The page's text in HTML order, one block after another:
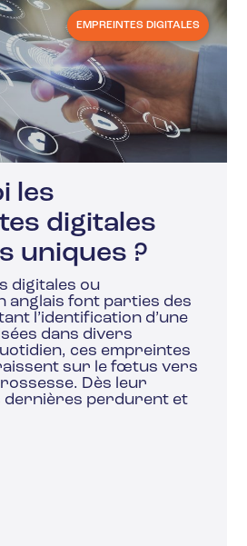
EMPREINTES DIGITALES
les
digitales
uniques ?
digitales ou
anglais font parties des
l’identification d’une
dans divers
ces empreintes
sur le fœtus vers
Dès leur
dernières perdurent et